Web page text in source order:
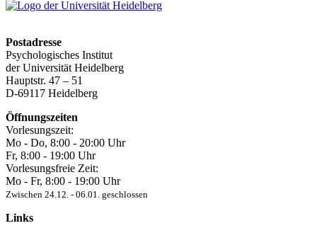
Postadresse
Psychologisches Institut
der Universität Heidelberg
Hauptstr. 47 – 51
D-69117 Heidelberg
Öffnungszeiten
Vorlesungszeit:
Mo - Do, 8:00 ‐ 20:00 Uhr
Fr, 8:00 ‐ 19:00 Uhr
Vorlesungsfreie Zeit:
Mo - Fr, 8:00 ‐ 19:00 Uhr
Zwischen 24.12. ‐ 06.01. geschlossen
Links